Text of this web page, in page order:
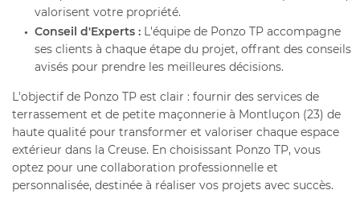
valorisent votre propriété.
Conseil d'Experts : L'équipe de Ponzo TP accompagne
ses clients à chaque étape du projet, offrant des conseils
avisés pour prendre les meilleures décisions.
L'objectif de Ponzo TP est clair : fournir des services de
terrassement et de petite maçonnerie à Montluçon (23) de
haute qualité pour transformer et valoriser chaque espace
extérieur dans la Creuse. En choisissant Ponzo TP, vous
optez pour une collaboration professionnelle et
personnalisée, destinée à réaliser vos projets avec succès.